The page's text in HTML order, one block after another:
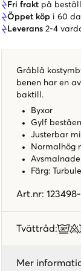
Fri frakt på
Öppet köp i 60
Leverans 2-4
Gråblå
benen har en
baktill.
Byxor
Gylf
Justerbar
Normalhög
Färg:
Art.nr:
Tvättråd:
Mer